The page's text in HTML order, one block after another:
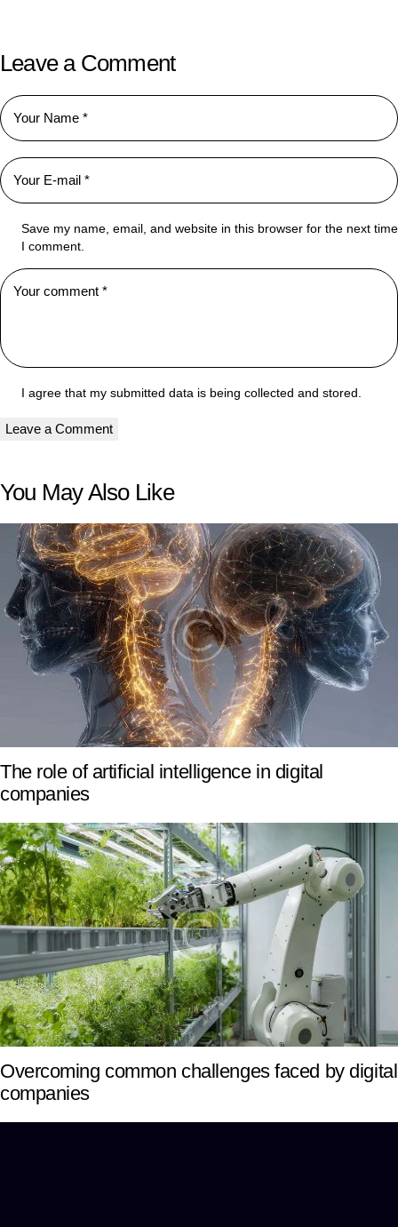
Leave a Comment
Save my name, email, and website in this browser for the next time
I comment.
I agree that my submitted data is being collected and stored.
You May Also Like
The role of artificial intelligence in digital
companies
Overcoming common challenges faced by digital
companies